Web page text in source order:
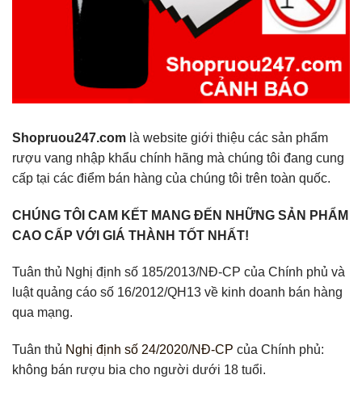
Shopruou247.com là website giới thiệu các sản phẩm
rượu vang nhập khẩu chính hãng mà chúng tôi đang cung
cấp tại các điểm bán hàng của chúng tôi trên toàn quốc.
CHÚNG TÔI CAM KẾT MANG ĐẾN NHỮNG SẢN PHẨM
CAO CẤP VỚI GIÁ THÀNH TỐT NHẤT!
Tuân thủ Nghị định số 185/2013/NĐ-CP của Chính phủ và
luật quảng cáo số 16/2012/QH13 về kinh doanh bán hàng
qua mạng.
Tuân thủ Nghị định số 24/2020/NĐ-CP của Chính phủ:
không bán rượu bia cho người dưới 18 tuổi.